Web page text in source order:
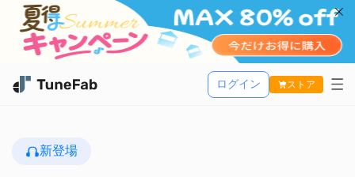
ストア
TuneFab MusicOne
活用記事
ログイン
新登場